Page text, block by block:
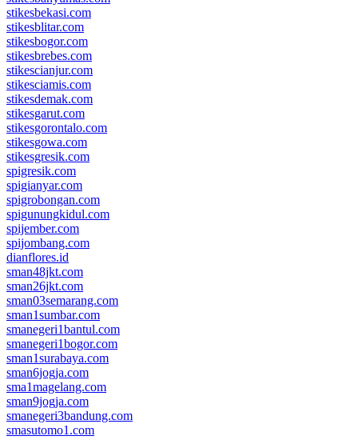
stikesbekasi.com
stikesblitar.com
stikesbogor.com
stikesbrebes.com
stikescianjur.com
stikesciamis.com
stikesdemak.com
stikesgarut.com
stikesgorontalo.com
stikesgowa.com
stikesgresik.com
spigresik.com
spigianyar.com
spigrobongan.com
spigunungkidul.com
spijember.com
spijombang.com
dianflores.id
sman48jkt.com
sman26jkt.com
sman03semarang.com
sman1sumbar.com
smanegeri1bantul.com
smanegeri1bogor.com
sman1surabaya.com
sman6jogja.com
sma1magelang.com
sman9jogja.com
smanegeri3bandung.com
smasutomo1.com